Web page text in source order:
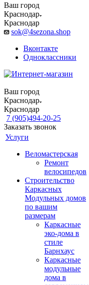
Ваш город
Краснодар
Краснодар
sok@4sezona.shop
Вконтакте
Одноклассники
Ваш город
Краснодар
Краснодар
7 (905)494-20-25
Заказать звонок
Услуги
Веломастерская
Ремонт
велосипедов
Строительство
Каркасных
Модульных домов
по вашим
размерам
Каркасные
эко-дома в
стиле
Барнхаус
Каркасные
модульные
дома в